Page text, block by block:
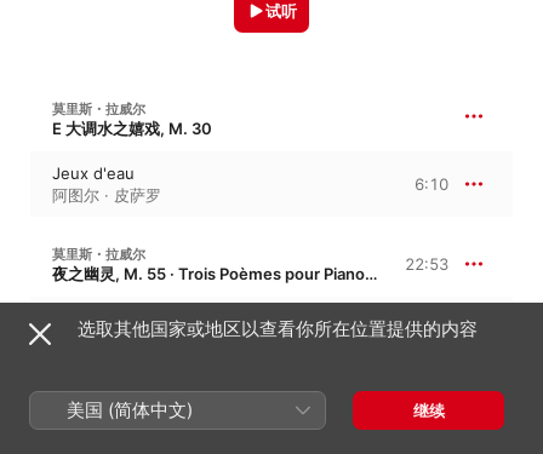
试听
莫里斯・拉威尔
E 大调水之嬉戏, M. 30
Jeux d'eau
阿图尔 · 皮萨罗
6:10
莫里斯・拉威尔
夜之幽灵, M. 55 · Trois Poèmes pour Piano d'après Aloysius Bertrand 22:53
I. Ondine
阿图尔 · 皮萨罗
6:05
阿图尔 · 皮萨罗
6:57
选取其他国家或地区以查看你所在位置提供的内容
美国 (简体中文) 继续